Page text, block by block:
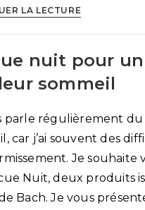
LA LECTURE
une
marque
et
équitable
nuit pour un
sommeil
parle régulièrement
car j’ai souvent des
Je souhaite
Nuit, deux produits
Bach. Je vous